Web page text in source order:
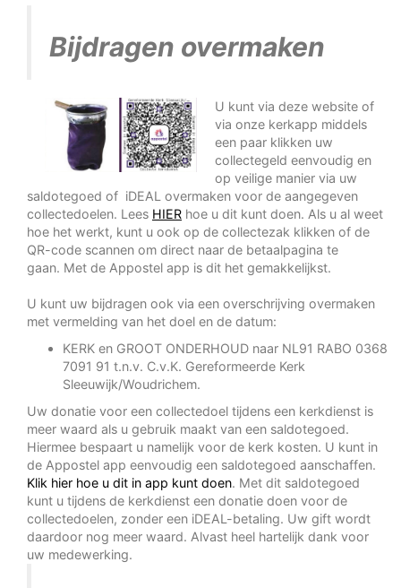
Bijdragen overmaken
U kunt via deze website of
via onze kerkapp middels
een paar klikken uw
collectegeld eenvoudig en
op veilige manier via uw
saldotegoed of iDEAL overmaken voor de aangegeven
collectedoelen. Lees HIER hoe u dit kunt doen. Als u al weet
hoe het werkt, kunt u ook op de collectezak klikken of de
QR-code scannen om direct naar de betaalpagina te
gaan. Met de Appostel app is dit het gemakkelijkst.
U kunt uw bijdragen ook via een overschrijving overmaken
met vermelding van het doel en de datum:
KERK en GROOT ONDERHOUD naar NL91 RABO 0368
7091 91 t.n.v. C.v.K. Gereformeerde Kerk
Sleeuwijk/Woudrichem.
Uw donatie voor een collectedoel tijdens een kerkdienst is
meer waard als u gebruik maakt van een saldotegoed.
Hiermee bespaart u namelijk voor de kerk kosten. U kunt in
de Appostel app eenvoudig een saldotegoed aanschaffen.
Klik hier hoe u dit in app kunt doen. Met dit saldotegoed
kunt u tijdens de kerkdienst een donatie doen voor de
collectedoelen, zonder een iDEAL-betaling. Uw gift wordt
daardoor nog meer waard. Alvast heel hartelijk dank voor
uw medewerking.